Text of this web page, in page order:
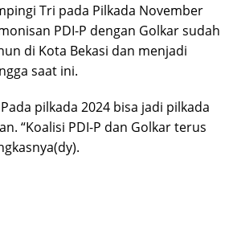
Tri pada Pilkada November
PDI-P dengan Golkar sudah
di Kota Bekasi dan menjadi
saat ini.
pilkada 2024 bisa jadi pilkada
“Koalisi PDI-P dan Golkar terus